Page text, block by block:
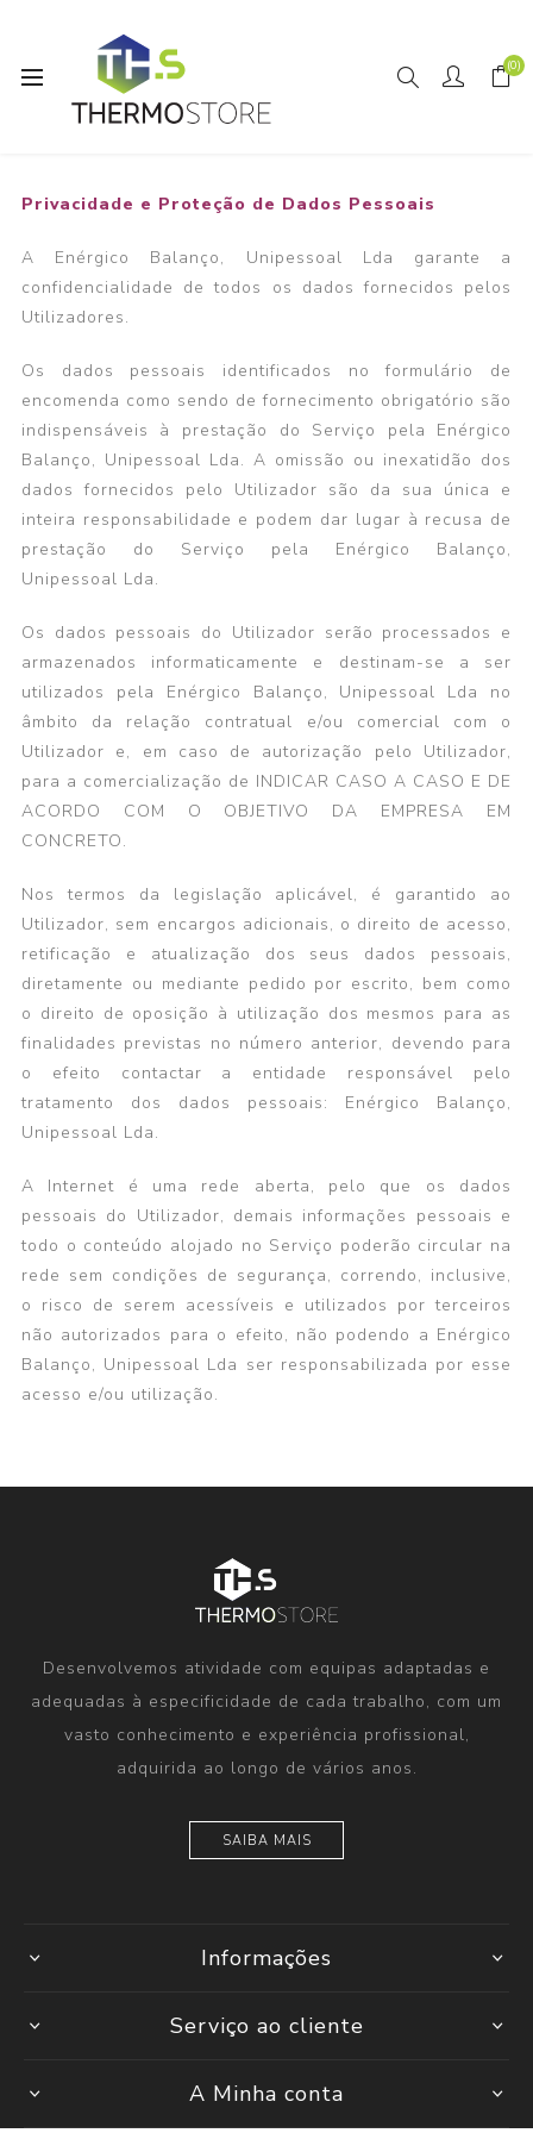
(0)
POLÍTICA DE PRIVACIDADE
Privacidade e Proteção de Dados Pessoais
A Enérgico Balanço, Unipessoal Lda garante a
confidencialidade de todos os dados fornecidos pelos
Utilizadores.
Os dados pessoais identificados no formulário de
encomenda como sendo de fornecimento obrigatório são
indispensáveis à prestação do Serviço pela Enérgico
Balanço, Unipessoal Lda. A omissão ou inexatidão dos
dados fornecidos pelo Utilizador são da sua única e
inteira responsabilidade e podem dar lugar à recusa de
prestação do Serviço pela Enérgico Balanço,
Unipessoal Lda.
Os dados pessoais do Utilizador serão processados e
armazenados informaticamente e destinam-se a ser
utilizados pela Enérgico Balanço, Unipessoal Lda no
âmbito da relação contratual e/ou comercial com o
Utilizador e, em caso de autorização pelo Utilizador,
para a comercialização de INDICAR CASO A CASO E DE
ACORDO COM O OBJETIVO DA EMPRESA EM
CONCRETO.
Nos termos da legislação aplicável, é garantido ao
Utilizador, sem encargos adicionais, o direito de acesso,
retificação e atualização dos seus dados pessoais,
diretamente ou mediante pedido por escrito, bem como
o direito de oposição à utilização dos mesmos para as
finalidades previstas no número anterior, devendo para
o efeito contactar a entidade responsável pelo
tratamento dos dados pessoais: Enérgico Balanço,
Unipessoal Lda.
A Internet é uma rede aberta, pelo que os dados
pessoais do Utilizador, demais informações pessoais e
todo o conteúdo alojado no Serviço poderão circular na
rede sem condições de segurança, correndo, inclusive,
o risco de serem acessíveis e utilizados por terceiros
não autorizados para o efeito, não podendo a Enérgico
Balanço, Unipessoal Lda ser responsabilizada por esse
acesso e/ou utilização.
Desenvolvemos atividade com equipas adaptadas e
adequadas à especificidade de cada trabalho, com um
vasto conhecimento e experiência profissional,
adquirida ao longo de vários anos.
SAIBA MAIS
Informações
Serviço ao cliente
A Minha conta